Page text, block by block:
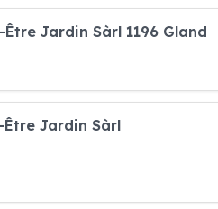
Jardin Sàrl 1196 Gland
Jardin Sàrl